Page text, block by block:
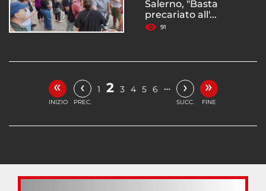
Salerno, "Basta
precariato all'...
91
«
INIZIO
‹
PREC.
1 2 3 4 5 6 … ›
SUCC.
»
FINE